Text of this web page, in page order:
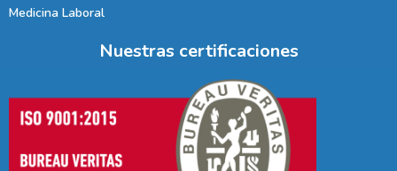
Medicina Laboral
Nuestras certificaciones